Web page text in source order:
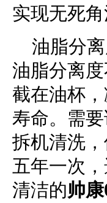
实现无死角
油脂分
油脂分离
截在油杯
寿命。需
拆机清洗
五年一次
清洁的帅